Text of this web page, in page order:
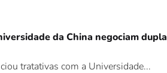
da China negociam dupla
tratativas com a Universidade...